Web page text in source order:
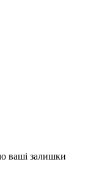
ваші залишки